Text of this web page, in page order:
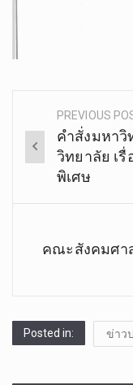
Post
navigation
PREVIOUS
คำสั่งมหา
วิทยาลัย เ
พิเศษ
คณะสังคมศา
Posted in: ข่าว